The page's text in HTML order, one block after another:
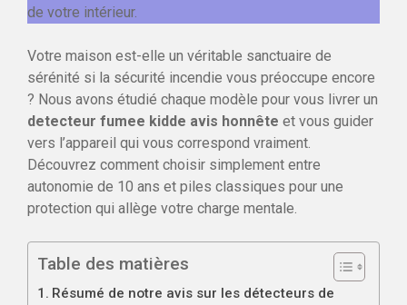
de votre intérieur.
Votre maison est-elle un véritable sanctuaire de
sérénité si la sécurité incendie vous préoccupe encore
? Nous avons étudié chaque modèle pour vous livrer un
detecteur fumee kidde avis honnête et vous guider
vers l’appareil qui vous correspond vraiment.
Découvrez comment choisir simplement entre
autonomie de 10 ans et piles classiques pour une
protection qui allège votre charge mentale.
Table des matières
Résumé de notre avis sur les détecteurs de